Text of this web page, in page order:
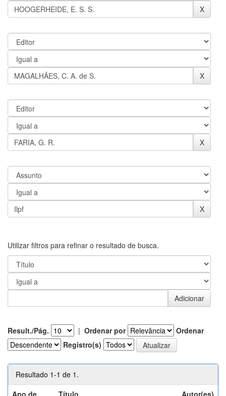
Utilizar filtros para refinar o resultado de busca.
Result./Pág. | Ordenar por
Ordenar
Registro(s)
Resultado 1-1 de 1.
Ano de
Título Autor(es)